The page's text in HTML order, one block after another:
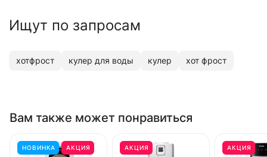
Ищут по запросам
хотфрост кулер для воды кулер хот фрост
Вам также может понравиться
НОВИНКА АКЦИЯ АКЦИЯ АКЦИЯ